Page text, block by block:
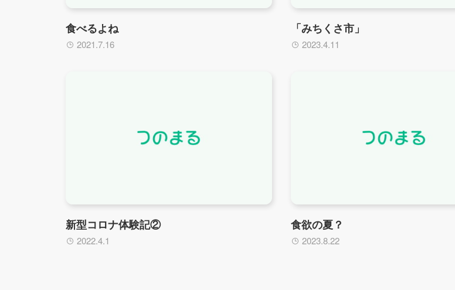
食べるよね
2021.7.16
「みちくさ市」
2023.4.11
新型コロナ体験記②
2022.4.1
食欲の夏？
2023.8.22